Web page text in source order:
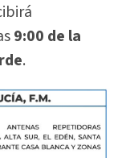
9:00 de la
.